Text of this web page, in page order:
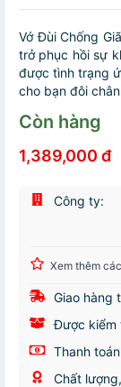
Vớ Đùi Chống
trở phục hồi sự
được tình trạng
cho bạn đôi
Còn hàng
1,389,000 đ
Công ty:
Xem thêm
Giao hàng
Được kiểm
Thanh
Chất